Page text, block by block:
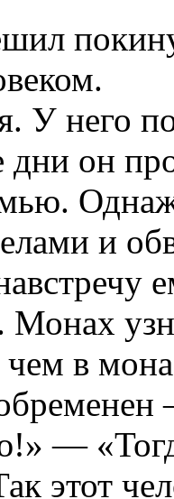
У него
дни он
и
чем в
—
этот